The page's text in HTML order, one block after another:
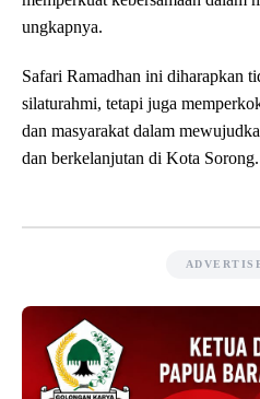
ungkapnya.
Safari Ramadhan ini diharapkan
silaturahmi, tetapi juga
dan masyarakat dalam
dan berkelanjutan di Kota Sorong.